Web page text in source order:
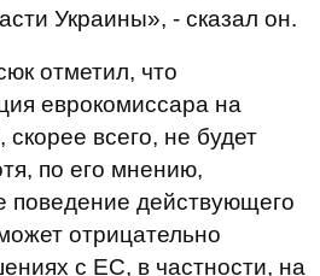
Украины», - сказал он.
отметил, что
еврокомиссара на
всего, не будет
по его мнению,
поведение действующего
отрицательно
с ЕС, в частности, на